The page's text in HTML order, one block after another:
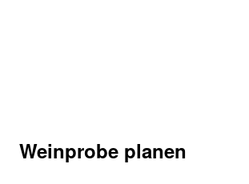
Weinprobe planen